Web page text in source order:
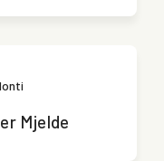
Mjelde